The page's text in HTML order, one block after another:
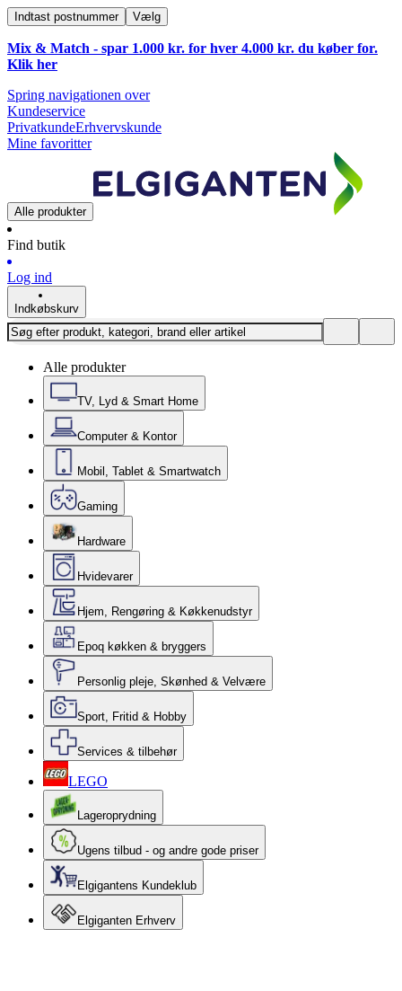
Indtast postnummer Vælg
Mix & Match - spar 1.000 kr. for hver 4.000 kr. du køber for.
Klik her
Spring navigationen over
Kundeservice
PrivatkundeErhvervskunde
Mine favoritter
Alle produkter
Find butik
Log ind
Indkøbskurv
Alle produkter
TV, Lyd & Smart Home
Computer & Kontor
Mobil, Tablet & Smartwatch
Gaming
Hardware
Hvidevarer
Hjem, Rengøring & Køkkenudstyr
Epoq køkken & bryggers
Personlig pleje, Skønhed & Velvære
Sport, Fritid & Hobby
Services & tilbehør
LEGO
Lageroprydning
Ugens tilbud - og andre gode priser
Elgigantens Kundeklub
Elgiganten Erhverv